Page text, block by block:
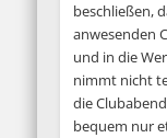
beschließen,
anwesenden
und in die
nimmt nicht
die
bequem nur